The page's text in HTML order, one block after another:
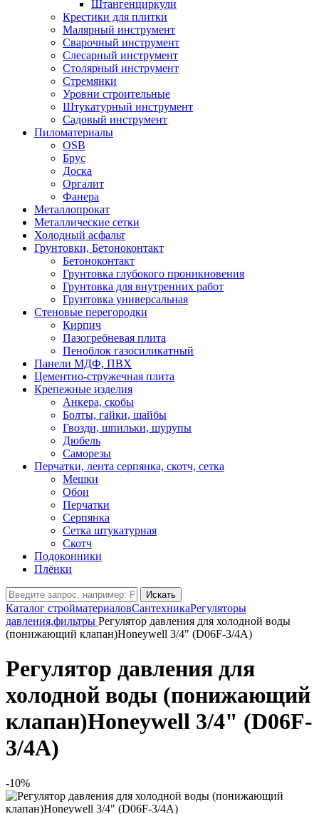
Штангенциркули
Крестики для плитки
Малярный инструмент
Сварочный инструмент
Слесарный инструмент
Столярный инструмент
Стремянки
Уровни строительные
Штукатурный инструмент
Садовый инструмент
Пиломатериалы
OSB
Брус
Доска
Оргалит
Фанера
Металлопрокат
Металлические сетки
Холодный асфальт
Грунтовки, Бетоноконтакт
Бетоноконтакт
Грунтовка глубокого проникновения
Грунтовка для внутренних работ
Грунтовка универсальная
Стеновые перегородки
Кирпич
Пазогребневая плита
Пеноблок газосиликатный
Панели МДФ, ПВХ
Цементно-стружечная плита
Крепежные изделия
Анкера, скобы
Болты, гайки, шайбы
Гвозди, шпильки, шурупы
Дюбель
Саморезы
Перчатки, лента серпянка, скотч, сетка
Мешки
Обои
Перчатки
Серпянка
Сетка штукатурная
Скотч
Подоконники
Плёнки
Искать
Каталог стройматериаловСантехникаРегуляторы
давления,фильтры Регулятор давления для холодной воды
(понижающий клапан)Honeywell 3/4" (D06F-3/4A)
Регулятор давления для
холодной воды (понижающий
клапан)Honeywell 3/4" (D06F-
3/4A)
-10%